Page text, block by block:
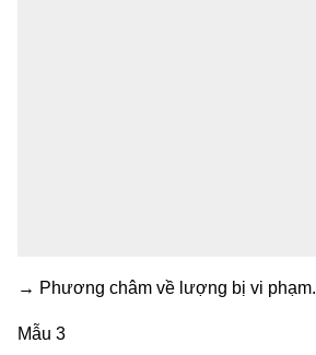
→ Phương châm về lượng bị vi phạm.
Mẫu 3